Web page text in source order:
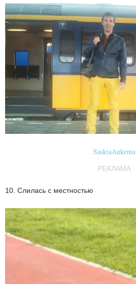
SaskiaAukema
РЕКЛАМА
10. Слилась с местностью